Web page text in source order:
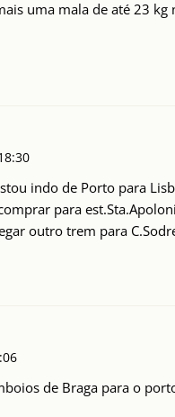
uma mala de até 23
indo de Porto para
para
outro trem para
de Braga para o